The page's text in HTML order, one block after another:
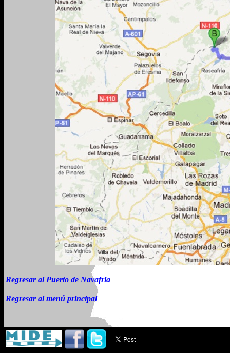
Regresar al Puerto de Navafria
Regresar al menú principal